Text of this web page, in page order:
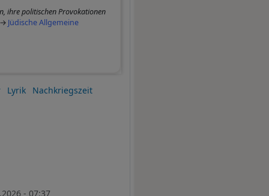
ihre politischen Provokationen
Jüdische Allgemeine
Lyrik
Nachkriegszeit
- 07:37